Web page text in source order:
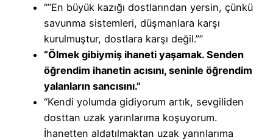
“”En büyük kazığı dostlarından yersin, çünkü
savunma sistemleri, düşmanlara karşı
kurulmuştur, dostlara karşı değil.””
“Ölmek gibiymiş ihaneti yaşamak. Senden
öğrendim ihanetin acısını, seninle öğrendim
yalanların sancısını.”
“Kendi yolumda gidiyorum artık, sevgiliden
dosttan uzak yarınlarıma koşuyorum.
İhanetten aldatılmaktan uzak yarınlarıma